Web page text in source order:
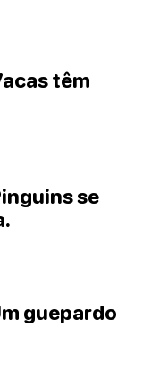
têm
se
guepardo